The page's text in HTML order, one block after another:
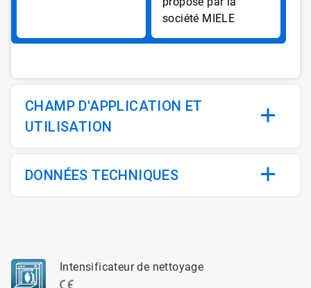
société MIELE
CHAMP D'APPLICATION ET
UTILISATION
DONNÉES TECHNIQUES
Intensificateur de nettoyage